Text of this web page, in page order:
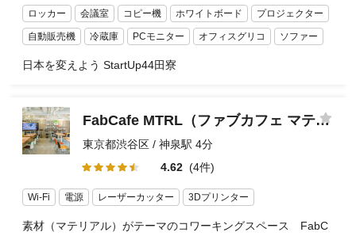
ロッカー 会議室 コピー機 ホワイトボード プロジェクター
自動販売機 冷蔵庫 PCモニター オフィスグリコ ソファー
日本を変えよう StartUp44田寮
FabCafe MTRL（ファブカフェ マテリアル）
東京都渋谷区 / 神泉駅 4分
4.62 (4件)
Wi-Fi 電源 レーザーカッター 3Dプリンター
素材（マテリアル）がテーマのコワーキングスペース FabC